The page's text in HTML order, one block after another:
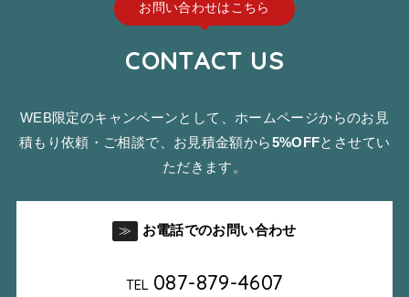
お問い合わせはこちら
CONTACT US
WEB限定のキャンペーンとして、ホームページからのお見
積もり依頼・ご相談で、お見積金額から5%OFFとさせてい
ただきます。
≫ お電話でのお問い合わせ
TEL 087-879-4607